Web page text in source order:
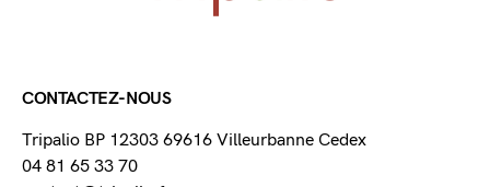
CONTACTEZ-NOUS
Tripalio BP 12303 69616 Villeurbanne Cedex
04 81 65 33 70